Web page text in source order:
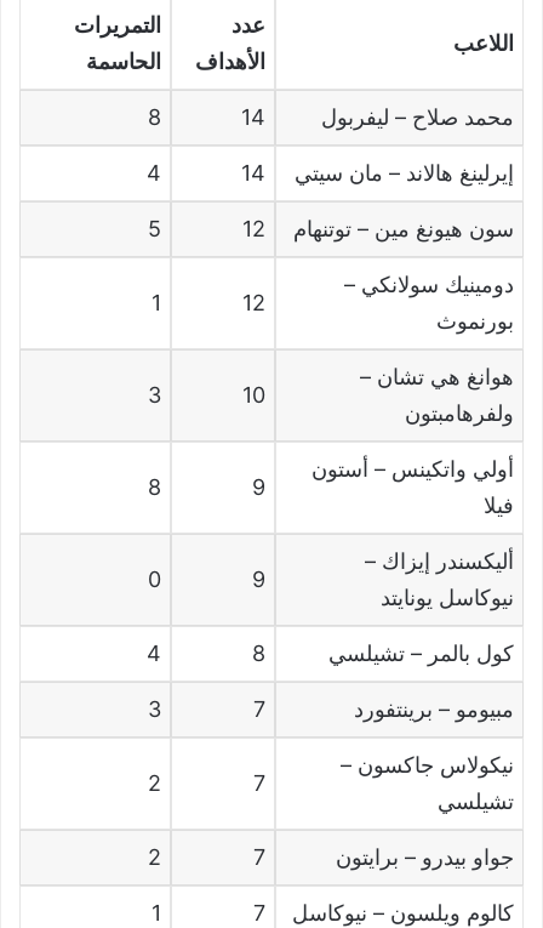
اللاعب
عدد
الأهداف
التمريرات
الحاسمة
محمد صلاح – ليفربول 14
8
إيرلينغ هالاند – مان سيتي 14
4
سون هيونغ مين –توتنهام 12
5
دومينيك سولانكي –
بورنموث
12
1
هوانغ هي تشان –
ولفرهامبتون
10
3
أولي واتكينس – أستون
فيلا
9
8
أليكسندر إيزاك–
نيوكاسل يونايتد
9
0
كول بالمر –تشيلسي 8
4
مبيومو – برينتفورد 7
3
نيكولاس جاكسون–
تشيلسي
7
2
جواو بيدرو – برايتون 7
2
كالوم ويلسون – نيوكاسل 7
1